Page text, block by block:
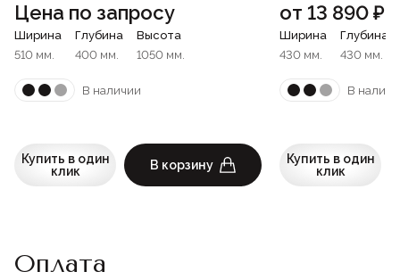
Цена по запросу
Ширина
510 мм.
Глубина
400 мм.
Высота
1050 мм.
В наличии
Купить в один
клик
В корзину
от 13 890₽
Ширина
430 мм.
Глубина
430 мм.
В
Купить в один
клик
Оплата